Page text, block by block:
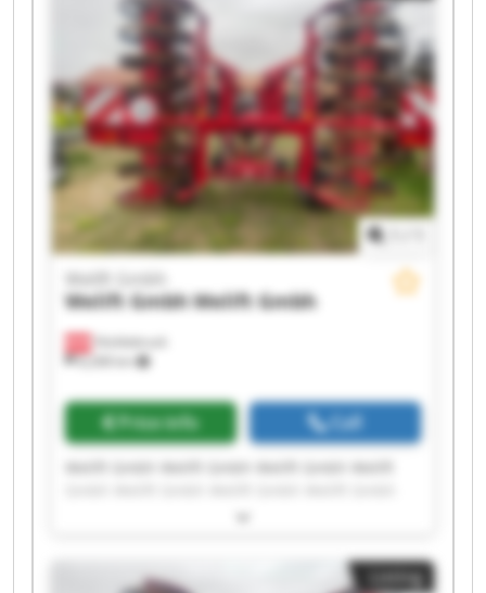
Vöcklabruck
8,268 km
Welift Gmbh
Welift GmbhWelift Gmbh
Price info Call
Welift Gmbh Welift Gmbh Welift Gmbh Welift
Welift Gmbh Welift Gmbh Welift Gmbh Welift
Welift Gmbh Welift Gmbh Welift Gmbh Welift
Gmbh Welift Gmbh Welift Gmbh
Listing